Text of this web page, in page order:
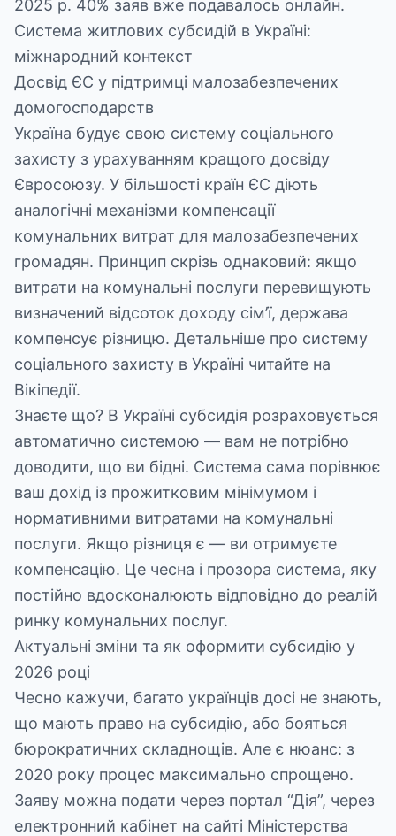
2025 р. 40% заяв вже подавалось онлайн.
Система житлових субсидій в Україні:
міжнародний контекст
Досвід ЄС у підтримці малозабезпечених
домогосподарств
Україна будує свою систему соціального
захисту з урахуванням кращого досвіду
Євросоюзу. У більшості країн ЄС діють
аналогічні механізми компенсації
комунальних витрат для малозабезпечених
громадян. Принцип скрізь однаковий: якщо
витрати на комунальні послуги перевищують
визначений відсоток доходу сім’ї, держава
компенсує різницю. Детальніше про систему
соціального захисту в Україні читайте на
Вікіпедії.
Знаєте що? В Україні субсидія розраховується
автоматично системою — вам не потрібно
доводити, що ви бідні. Система сама порівнює
ваш дохід із прожитковим мінімумом і
нормативними витратами на комунальні
послуги. Якщо різниця є — ви отримуєте
компенсацію. Це чесна і прозора система, яку
постійно вдосконалюють відповідно до реалій
ринку комунальних послуг.
Актуальні зміни та як оформити субсидію у
2026 році
Чесно кажучи, багато українців досі не знають,
що мають право на субсидію, або бояться
бюрократичних складнощів. Але є нюанс: з
2020 року процес максимально спрощено.
Заяву можна подати через портал “Дія”, через
електронний кабінет на сайті Міністерства